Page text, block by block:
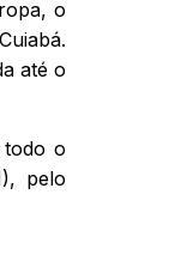
o
até o
todo o
pelo